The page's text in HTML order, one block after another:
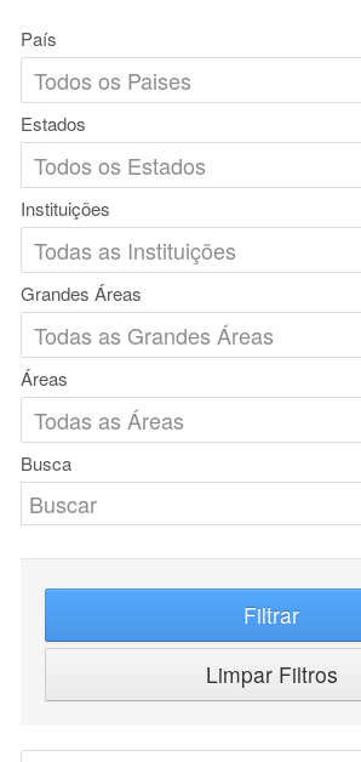
País
Estados
Instituições
Grandes Áreas
Áreas
Busca
Filtrar
Limpar Filtros